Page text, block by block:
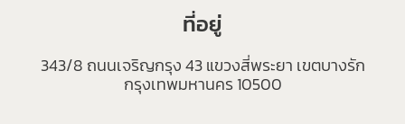
ที่อยู่
343/8 ถนนเจริญกรุง 43 แขวงสี่พระยา เขตบางรัก
กรุงเทพมหานคร 10500